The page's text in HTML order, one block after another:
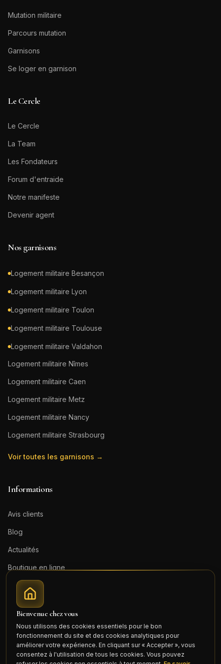
Mutation militaire
Parcours mutation
Garnisons
Se loger en garnison
Le Cercle
Le Cercle
La Team
Les Fondateurs
Forum d'entraide
Notre manifeste
Devenir agent
Nos garnisons
Logement militaire Besançon
Logement militaire Lyon
Logement militaire Toulon
Logement militaire Toulouse
Logement militaire Valdahon
Logement militaire Nîmes
Logement militaire Caen
Logement militaire Metz
Logement militaire Nancy
Logement militaire Strasbourg
Voir toutes les garnisons →
Informations
Avis clients
Blog
Actualités
Boutique en ligne
Contact
Mentions légales
Connexion
Bienvenue chez vous
Nous utilisons des cookies essentiels pour le bon
fonctionnement du site et des cookies analytiques pour
améliorer votre expérience. En cliquant sur « Accepter », vous
consentez à l'utilisation de tous les cookies. Vous pouvez